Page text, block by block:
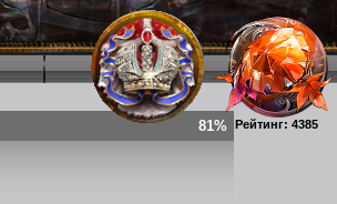
Рейтинг: 4385
81%